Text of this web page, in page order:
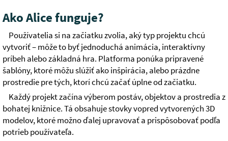
Ako Alice funguje?
Používatelia si na začiatku zvolia, aký typ projektu chcú
vytvoriť – môže to byť jednoduchá animácia, interaktívny
príbeh alebo základná hra. Platforma ponúka pripravené
šablóny, ktoré môžu slúžiť ako inšpirácia, alebo prázdne
prostredie pre tých, ktorí chcú začať úplne od začiatku.
Každý projekt začína výberom postáv, objektov a prostredia z
bohatej knižnice. Tá obsahuje stovky vopred vytvorených 3D
modelov, ktoré možno ďalej upravovať a prispôsobovať podľa
potrieb používateľa.